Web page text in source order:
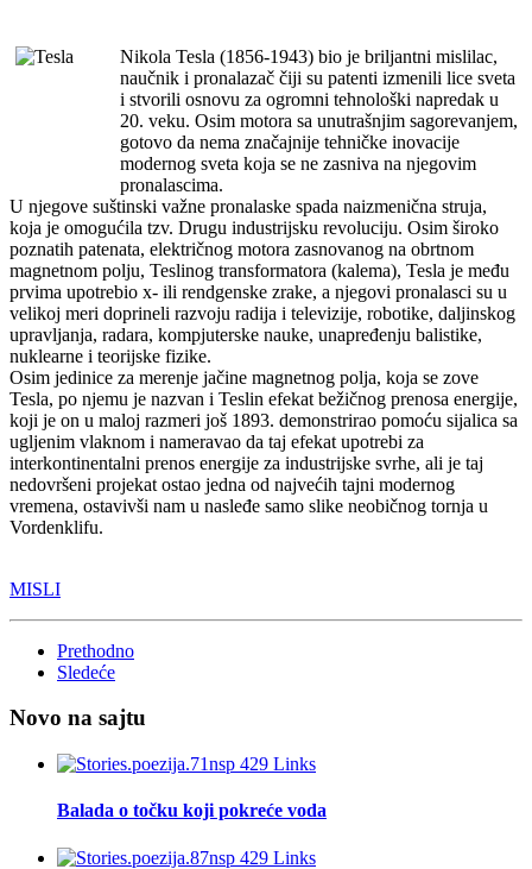
Nikola Tesla (1856-1943) bio je briljantni mislilac,
naučnik i pronalazač čiji su patenti izmenili lice sveta
i stvorili osnovu za ogromni tehnološki napredak u
20. veku. Osim motora sa unutrašnjim sagorevanjem,
gotovo da nema značajnije tehničke inovacije
modernog sveta koja se ne zasniva na njegovim
pronalascima.
U njegove suštinski važne pronalaske spada naizmenična struja,
koja je omogućila tzv. Drugu industrijsku revoluciju. Osim široko
poznatih patenata, električnog motora zasnovanog na obrtnom
magnetnom polju, Teslinog transformatora (kalema), Tesla je među
prvima upotrebio x- ili rendgenske zrake, a njegovi pronalasci su u
velikoj meri doprineli razvoju radija i televizije, robotike, daljinskog
upravljanja, radara, kompjuterske nauke, unapređenju balistike,
nuklearne i teorijske fizike.
Osim jedinice za merenje jačine magnetnog polja, koja se zove
Tesla, po njemu je nazvan i Teslin efekat bežičnog prenosa energije,
koji je on u maloj razmeri još 1893. demonstrirao pomoću sijalica sa
ugljenim vlaknom i nameravao da taj efekat upotrebi za
interkontinentalni prenos energije za industrijske svrhe, ali je taj
nedovršeni projekat ostao jedna od najvećih tajni modernog
vremena, ostavivši nam u nasleđe samo slike neobičnog tornja u
Vordenklifu.
MISLI
Prethodno
Sledeće
Novo na sajtu
Balada o točku koji pokreće voda